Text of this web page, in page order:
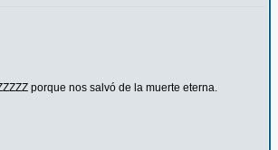
porque nos salvó de la muerte eterna.